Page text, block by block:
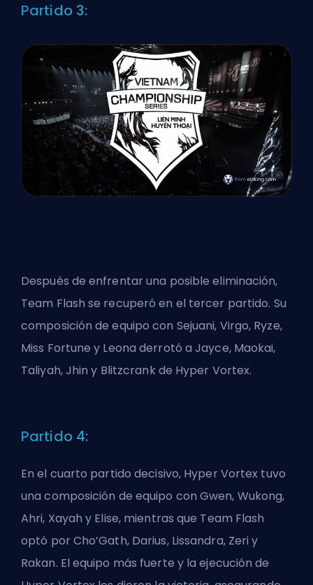
Partido 3:
Después de enfrentar una posible eliminación,
Team Flash se recuperó en el tercer partido. Su
composición de equipo con Sejuani, Virgo, Ryze,
Miss Fortune y Leona derrotó a Jayce, Maokai,
Taliyah, Jhin y Blitzcrank de Hyper Vortex.
Partido 4:
En el cuarto partido decisivo, Hyper Vortex tuvo
una composición de equipo con Gwen, Wukong,
Ahri, Xayah y Elise, mientras que Team Flash
optó por Cho’Gath, Darius, Lissandra, Zeri y
Rakan. El equipo más fuerte y la ejecución de